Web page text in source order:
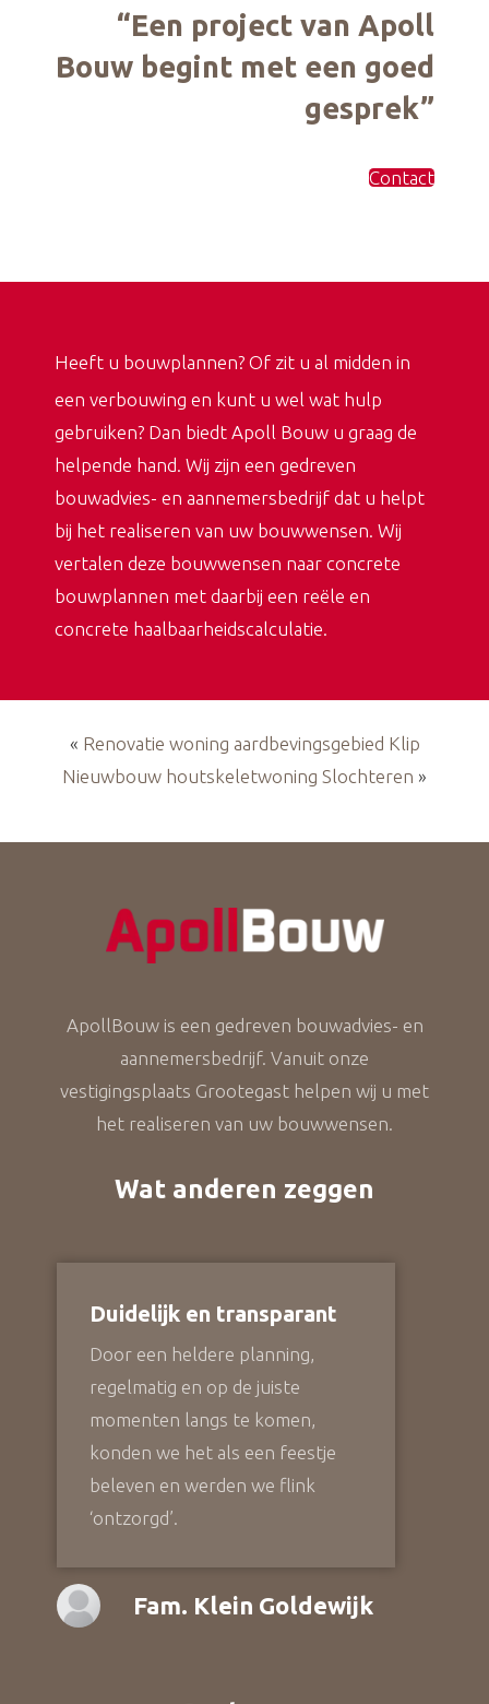
“Een project van Apoll
Bouw begint met een goed
gesprek”
Contact
Heeft u bouwplannen? Of zit u al midden in
een verbouwing en kunt u wel wat hulp
gebruiken? Dan biedt Apoll Bouw u graag de
helpende hand. Wij zijn een gedreven
bouwadvies- en aannemersbedrijf dat u helpt
bij het realiseren van uw bouwwensen. Wij
vertalen deze bouwwensen naar concrete
bouwplannen met daarbij een reële en
concrete haalbaarheidscalculatie.
« Renovatie woning aardbevingsgebied Klip
Nieuwbouw houtskeletwoning Slochteren »
ApollBouw is een gedreven bouwadvies- en
aannemersbedrijf. Vanuit onze
vestigingsplaats Grootegast helpen wij u met
het realiseren van uw bouwwensen.
Wat anderen zeggen
Duidelijk en transparant
Door een heldere planning,
regelmatig en op de juiste
momenten langs te komen,
konden we het als een feestje
beleven en werden we flink
‘ontzorgd’.
Fam. Klein Goldewijk